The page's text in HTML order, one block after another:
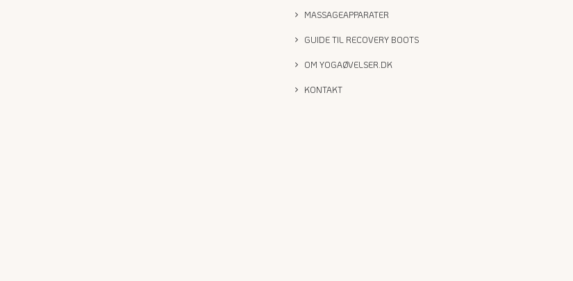
MASSAGEAPPARATER
GUIDE TIL RECOVERY BOOTS
OM YOGAØVELSER.DK
KONTAKT